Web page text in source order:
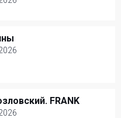
FRANK
FRANK